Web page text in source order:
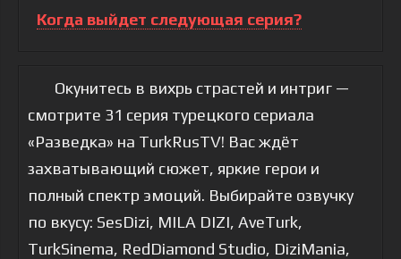
Когда выйдет следующая серия?
Окунитесь в вихрь страстей и интриг —
смотрите 31 серия турецкого сериала
«Разведка» на TurkRusTV! Вас ждёт
захватывающий сюжет, яркие герои и
полный спектр эмоций. Выбирайте озвучку
по вкусу: SesDizi, MILA DIZI, AveTurk,
TurkSinema, RedDiamond Studio, DiziMania,